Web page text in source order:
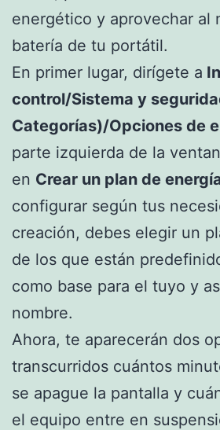
energético y aprovechar al
batería de tu portátil.
En primer lugar, dirígete a
control/Sistema y
Categorías)/Opciones de
parte izquierda de la
en Crear un plan de
configurar según tus
creación, debes elegir un
de los que están
como base para el tuyo y
nombre.
Ahora, te aparecerán dos
transcurridos cuántos
se apague la pantalla y
el equipo entre en